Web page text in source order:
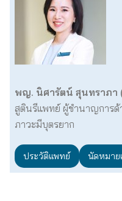
พญ. นิศารัตน์ สุนทราภา
สูตินรีแพทย์ ผู้ชำนาญการด้
ภาวะมีบุตรยาก
ประวัติแพทย์ นัดหมา